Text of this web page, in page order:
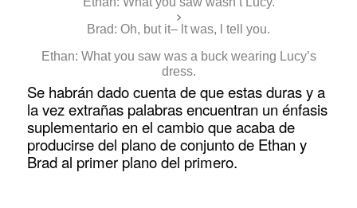
>
Brad: Oh, but it– lt was, l tell you.
Ethan: What you saw was a buck wearing Lucy’s
dress.
Se habrán dado cuenta de que estas duras y a
la vez extrañas palabras encuentran un énfasis
suplementario en el cambio que acaba de
producirse del plano de conjunto de Ethan y
Brad al primer plano del primero.